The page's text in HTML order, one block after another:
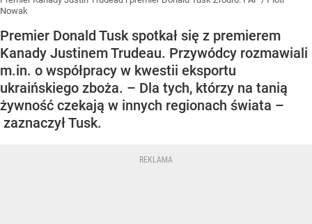
Nowak
Premier Donald Tusk spotkał się z premierem
Kanady Justinem Trudeau. Przywódcy rozmawiali
m.in. o współpracy w kwestii eksportu
ukraińskiego zboża. – Dla tych, którzy na tanią
żywność czekają w innych regionach świata –
zaznaczył Tusk.